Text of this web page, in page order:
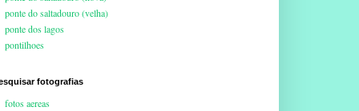
ponte do saltadouro (velha)
ponte dos lagos
pontilhoes
fotografias
fotos aereas